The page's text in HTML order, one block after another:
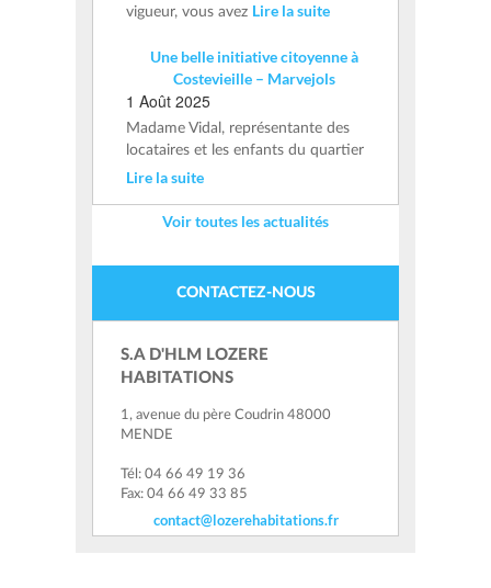
vigueur, vous avez Lire la suite
Une belle initiative citoyenne à
Costevieille – Marvejols
1 Août 2025
Madame Vidal, représentante des
locataires et les enfants du quartier
Lire la suite
Voir toutes les actualités
CONTACTEZ-NOUS
S.A D'HLM LOZERE
HABITATIONS
1, avenue du père Coudrin 48000
MENDE
Tél: 04 66 49 19 36
Fax: 04 66 49 33 85
contact@lozerehabitations.fr